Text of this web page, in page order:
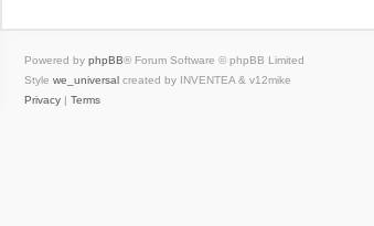
Powered by phpBB® Forum Software © phpBB Limited
Style we_universal created by INVENTEA & v12mike
Privacy | Terms